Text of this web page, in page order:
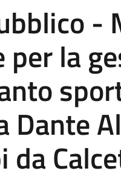
-
per la
Dante
da